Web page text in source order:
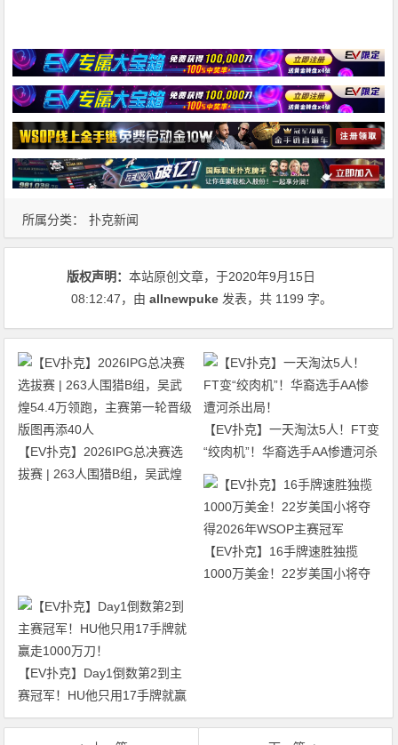
所属分类： 扑克新闻
版权声明：本站原创文章，于2020年9月15日
08:12:47，由allnewpuke 发表，共 1199 字。
【EV扑克】2026IPG总决赛选
拔赛 | 263人围猎B组，吴武煌
【EV扑克】一天淘汰5人！FT变
“绞肉机”！华裔选手AA惨遭河杀
出局！
【EV扑克】16手牌速胜独揽
1000万美金！22岁美国小将夺
【EV扑克】Day1倒数第2到主
赛冠军！HU他只用17手牌就赢
走1000万刀！